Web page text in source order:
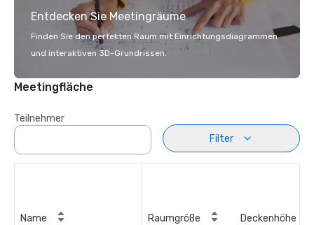
Entdecken Sie Meetingräume
Finden Sie den perfekten Raum mit Einrichtungsdiagrammen
und interaktiven 3D-Grundrissen.
Meetingfläche
Teilnehmer
Filter
Name Raumgröße Deckenhöhe